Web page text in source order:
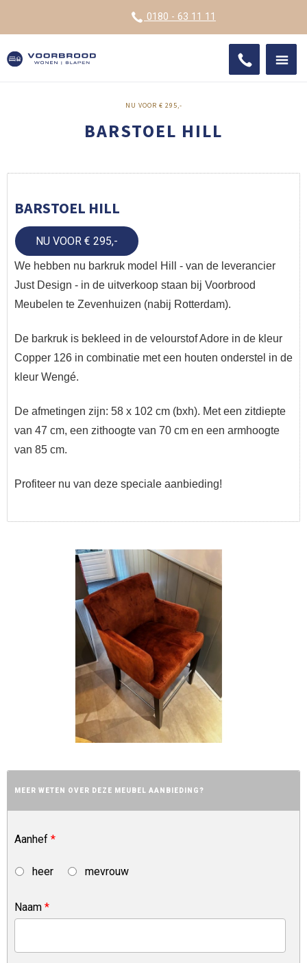
0180 - 63 11 11
BARSTOEL HILL
NU VOOR € 295,-
BARSTOEL HILL
NU VOOR € 295,-
We hebben nu barkruk model Hill - van de leverancier
Just Design - in de uitverkoop staan bij Voorbrood
Meubelen te Zevenhuizen (nabij Rotterdam).
De barkruk is bekleed in de velourstof Adore in de kleur
Copper 126 in combinatie met een houten onderstel in de
kleur Wengé.
De afmetingen zijn: 58 x 102 cm (bxh). Met een zitdiepte
van 47 cm, een zithoogte van 70 cm en een armhoogte
van 85 cm.
Profiteer nu van deze speciale aanbieding!
MEER WETEN OVER DEZE MEUBEL AANBIEDING?
Aanhef *
heer mevrouw
Naam *